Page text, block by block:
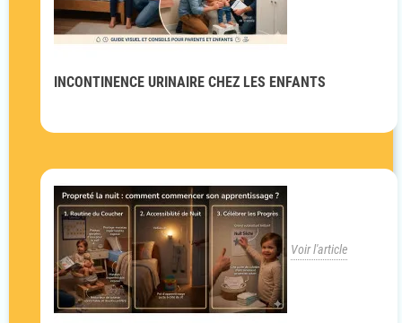
INCONTINENCE URINAIRE CHEZ LES ENFANTS
Voir l'article